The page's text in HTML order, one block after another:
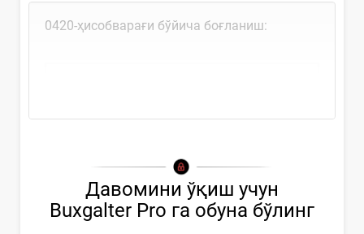
0420-ҳисобварағи бўйича боғланиш:
Давомини ўқиш учун
Buxgalter Pro га обуна бўлинг